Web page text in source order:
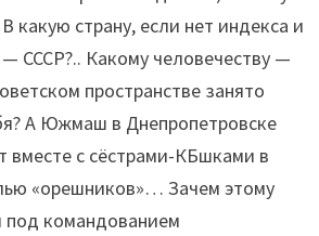
какую страну, если нет индекса и
СССР?.. Какому человечеству —
пространстве занято
А Южмаш в Днепропетровске
вместе с сёстрами-КБшками в
«орешников»… Зачем этому
командованием